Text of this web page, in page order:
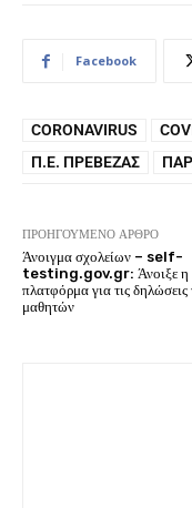
Facebook
CORONAVIRUS
Π.Ε. ΠΡΈΒΕΖΑΣ
ΠΡΟΗΓΟΎΜΕΝΟ ΆΡΘΡΟ
Άνοιγμα σχολείων – self-
testing.gov.gr: Άνοιξε η
πλατφόρμα για τις
μαθητών